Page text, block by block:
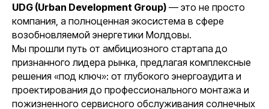
UDG (Urban Development Group) — это не просто
компания, а полноценная экосистема в сфере
возобновляемой энергетики Молдовы.
Мы прошли путь от амбициозного стартапа до
признанного лидера рынка, предлагая комплексные
решения «под ключ»: от глубокого энергоаудита и
проектирования до профессионального монтажа и
пожизненного сервисного обслуживания солнечных